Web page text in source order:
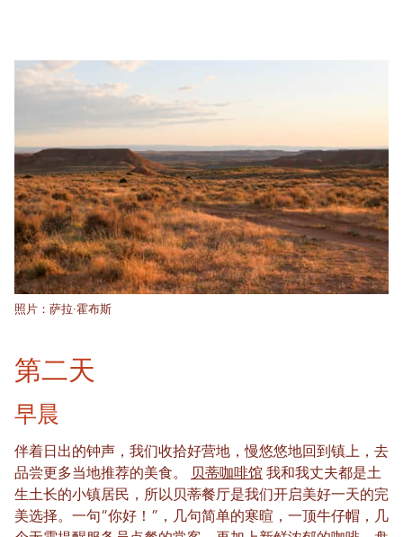
照片：萨拉·霍布斯
第二天
早晨
伴着日出的钟声，我们收拾好营地，慢悠悠地回到镇上，去
品尝更多当地推荐的美食。 贝蒂咖啡馆 我和我丈夫都是土
生土长的小镇居民，所以贝蒂餐厅是我们开启美好一天的完
美选择。一句“你好！”，几句简单的寒暄，一顶牛仔帽，几